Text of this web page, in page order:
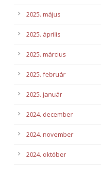
2025. május
2025. április
2025. március
2025. február
2025. január
2024. december
2024. november
2024. október